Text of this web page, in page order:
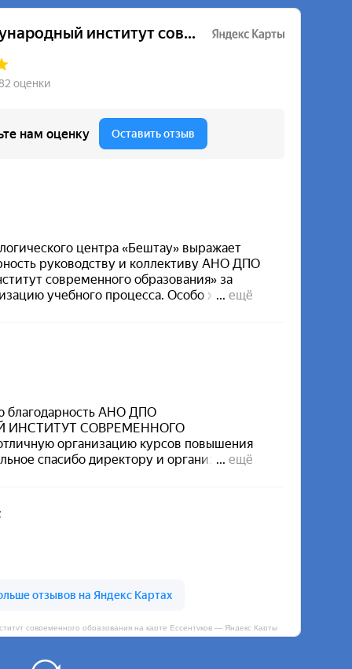
современного образования на карте Ессентуков — Яндекс Карты